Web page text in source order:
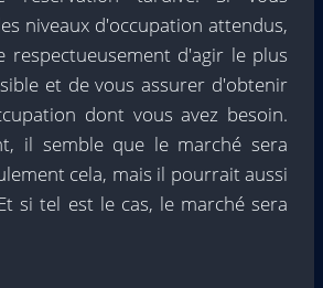
niveaux d'occupation attendus,
respectueusement d'agir le plus
et de vous assurer d'obtenir
dont vous avez besoin.
il semble que le marché sera
cela, mais il pourrait aussi
si tel est le cas, le marché sera